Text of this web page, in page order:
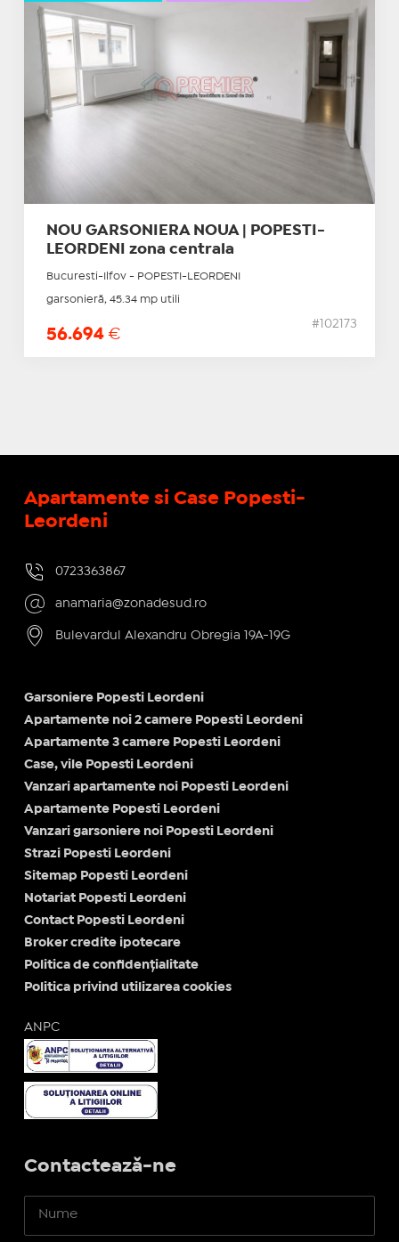
NOU GARSONIERA NOUA | POPESTI-
LEORDENI zona centrala
Bucuresti-Ilfov - POPESTI-LEORDENI
garsonieră, 45.34 mp utili
56.694 €
#102173
Apartamente si Case Popesti-
Leordeni
0723363867
anamaria@zonadesud.ro
Bulevardul Alexandru Obregia 19A-19G
Garsoniere Popesti Leordeni
Apartamente noi 2 camere Popesti Leordeni
Apartamente 3 camere Popesti Leordeni
Case, vile Popesti Leordeni
Vanzari apartamente noi Popesti Leordeni
Apartamente Popesti Leordeni
Vanzari garsoniere noi Popesti Leordeni
Strazi Popesti Leordeni
Sitemap Popesti Leordeni
Notariat Popesti Leordeni
Contact Popesti Leordeni
Broker credite ipotecare
Politica de confidențialitate
Politica privind utilizarea cookies
ANPC
Contactează-ne